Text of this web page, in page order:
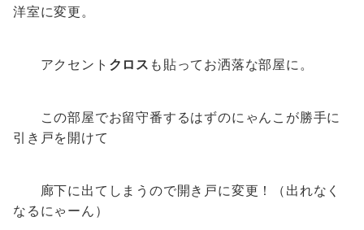
洋室に変更。
アクセント クロス も貼ってお洒落な部屋に。
この部屋でお留守番するはずのにゃんこが勝手に
引き戸を開けて
廊下に出てしまうので開き戸に変更！（出れなく
なるにゃーん）